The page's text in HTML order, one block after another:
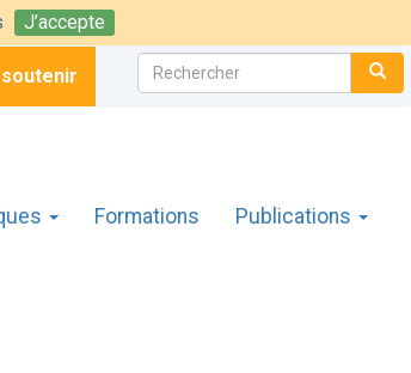
J’accepte
Rechercher :
Formations Publications